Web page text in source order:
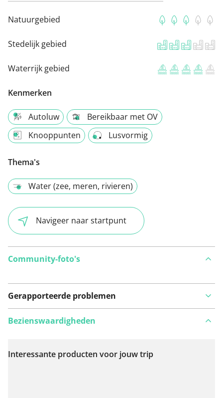
Natuurgebied
Stedelijk gebied
Waterrijk gebied
Kenmerken
Autoluw
Bereikbaar met OV
Knooppunten
Lusvormig
Thema's
Water (zee, meren, rivieren)
Navigeer naar startpunt
Community-foto's
Gerapporteerde problemen
Bekijk op kaart
Bezienswaardigheden
Interessante producten voor jouw trip